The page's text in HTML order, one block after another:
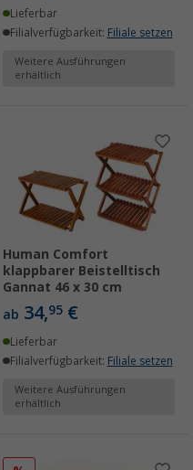
Lieferbar
Filialverfügbarkeit: Filiale setzen
Weitere Ausführungen
erhältlich
Human Comfort
klappbarer Beistelltisch
Gannat 46 x 30 cm
ab 34,95 €
Lieferbar
Filialverfügbarkeit: Filiale setzen
Weitere Ausführungen
erhältlich